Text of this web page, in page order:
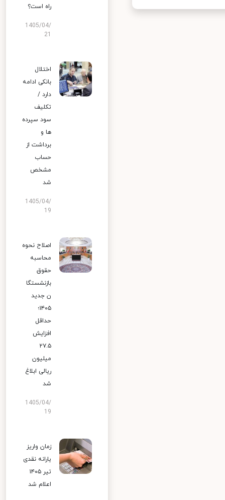
راه است؟
1405/04/
اختلال
بانکی ادامه
دارد /
تکلیف
سود سپرده
ها و
برداشت از
حساب
مشخص
شد
1405/04/
19
اصلاح نحوه
محاسبه
حقوق
بازنشستگا
ن جدید
۱۴۰۵؛
حداقل
افزایش
۲۷.۵
میلیون
ریالی ابلاغ
شد
1405/04/
19
زمان واریز
یارانه نقدی
تیر ۱۴۰۵
اعلام شد